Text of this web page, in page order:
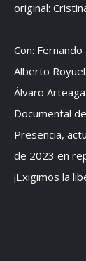
original:
Con:
Alberto
Álvaro Arteaga.
Documental
Presencia,
de 2023 en
¡Exigimos la